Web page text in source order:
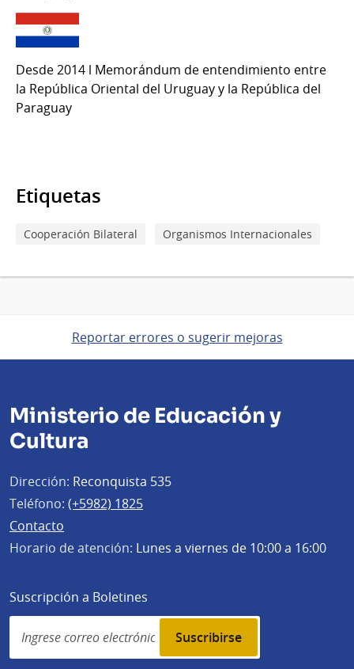
Desde 2014 l Memorándum de entendimiento entre
la República Oriental del Uruguay y la República del
Paraguay
Etiquetas
Cooperación Bilateral Organismos Internacionales
Reportar errores o sugerir mejoras
Ministerio de Educación y
Cultura
Dirección: Reconquista 535
Teléfono: (+5982) 1825
Contacto
Horario de atención: Lunes a viernes de 10:00 a 16:00
Suscripción a Boletines
Simplenews
subscription